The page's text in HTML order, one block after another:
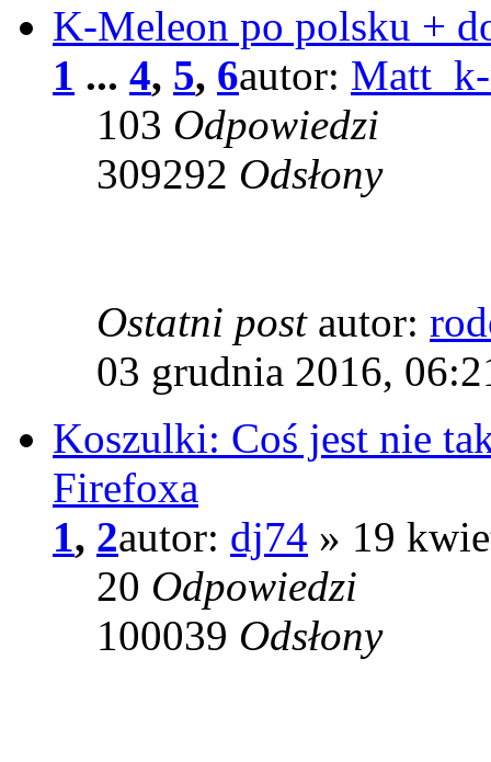
K-Meleon po polsku +
1 ... 4, 5, 6autor:
103 Odpowiedzi
309292 Odsłony
Ostatni post autor:
03 grudnia 2016,
Koszulki: Coś jest nie
Firefoxa
1, 2autor: dj74 » 19
20 Odpowiedzi
100039 Odsłony